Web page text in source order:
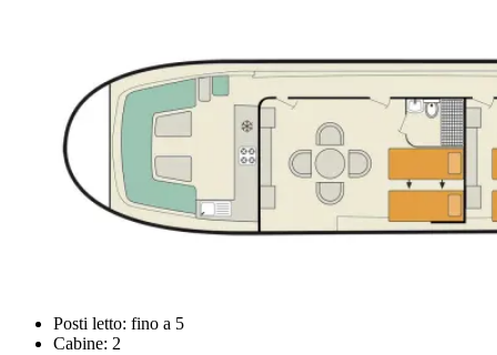
Posti letto: fino a 5
Cabine: 2